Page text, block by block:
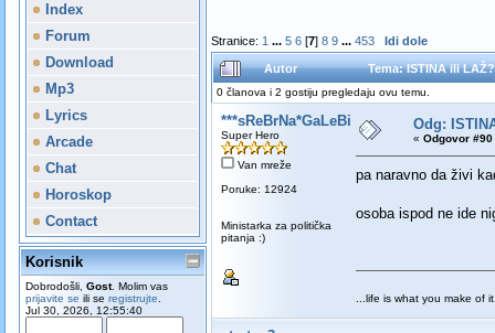
Index
Forum
Download
Mp3
Lyrics
Arcade
Chat
Horoskop
Contact
Korisnik
Dobrodošli, Gost. Molim vas
prijavite se ili se registrujte
Jul 30, 2026, 12:55:40
Stranice: 1 ... 5 6[7] 8 9 ... 453 Idi dole
Autor Tema: ISTINA ili
0 članova i 2 gostiju pregledaju ovu temu.
***sReBrNa*GaLeBiCa***
Super Hero
Van mreže
Poruke: 12924
Ministarka za politička
pitanja :)
Odg:
« Odgovor
pa naravno da živi
osoba ispod ne ide
...life is what you make of